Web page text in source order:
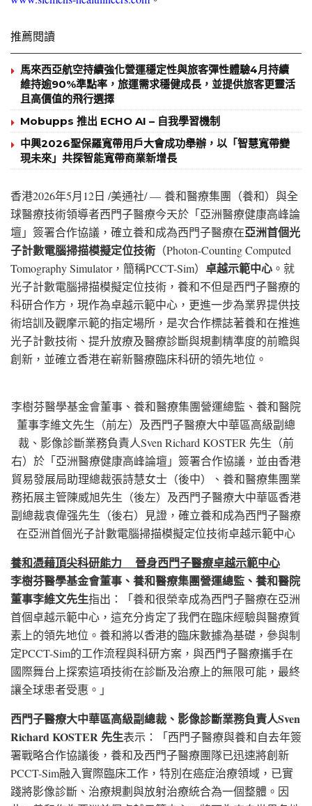
推薦閱讀
馬來西亞航空持續強化營運穩定性與旅客彈性體驗4月持續
維持逾90%準點率，旅運需求穩健成長，並提供旅客更靈活
且高價值的飛行選擇
Mobupps 推出 ECHO AI – 自我學習機制
中興2026聖保羅寬帶用戶大會成功舉辦，以「智慧寬帶變
現未來」共探智能寬帶商業新增長
香港2026年5月12日 /美通社/ — 養和醫療集團（養和）與全
球醫療技術領導者西門子醫療今天於「亞洲醫療健康高峰論
壇」簽署合作協議，確立養和成為西門子醫療在亞洲首個光
子計數電腦掃描模擬定位技術 （Photon-Counting Computed
Tomography Simulator，簡稱PCCT-Sim） 卓越示範中心 。就
光子計數電腦掃描模擬定位技術，養和不但是西門子醫療的
科研合作方，現作為卓越示範中心，更進一步為業界提供技
術培訓及觀摩示範的指定場所，是次合作標誌著養和在推進
光子計數技術、提升放療及醫療診斷與規劃精準度的前瞻與
創新，並確立香港在嶄新醫療臨床科研的領先地位。
李樹芬醫學基金會董事、養和醫療集團營運總監、養和醫院
董事李維文先生（前左）及西門子醫療大中華區高級副總
裁、影像診斷業務負責人Sven Richard KOSTER 先生（前
右）於「亞洲醫療健康高峰論壇」簽署合作協議，並由香港
貿易發展局助理總裁張詩慧女士（後中）、養和醫療集團業
務拓展主管陳威旭先生（後左）及西門子醫療大中華區香港
副總裁袁偉强先生（後右）見證，確立養和成為西門子醫療
在亞洲首個光子計數電腦掃描模擬定位技術卓越示範中心
養和憑藉頂尖科研能力
晉身西門子醫療卓越示範中心
李樹芬醫學基金會董事、養和醫療集團營運總監、養和醫院
董事李維文先生指出：「養和很榮幸成為西門子醫療在亞洲
首個卓越示範中心，這充分肯定了我們在臨床經驗與醫療質
素上的領先地位。養和將以香港的臨床數據為基礎，參與制
定PCCT-Sim的工作流程與科研方案，與西門子醫療攜手在
國際舞台上探索這項技術在診斷及治療上的無限可能，最終
讓全球患者受惠。」
西門子醫療大中華區高級副總裁、影像診斷業務負責人Sven
Richard KOSTER 先生表示：「西門子醫療與養和自去年簽
署戰略合作協議後，養和及西門子醫療團隊已迅速將創新
PCCT-Sim融入實際臨床工作，特別在癌症治療領域，已實
踐將影像診斷、治療規劃與放射治療統合為一個整體。因